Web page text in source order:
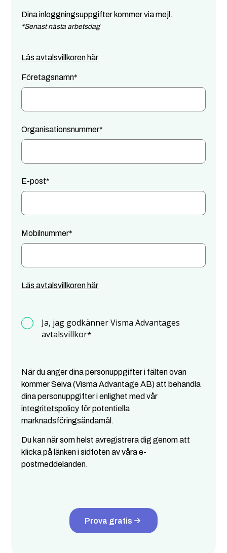
Dina inloggningsuppgifter kommer via mejl.
*Senast nästa arbetsdag
Läs avtalsvillkoren här
Företagsnamn*
Organisationsnummer*
E-post*
Mobilnummer*
Läs avtalsvillkoren här
Ja, jag godkänner Visma Advantages
avtalsvillkor*
När du anger dina personuppgifter i fälten ovan
kommer Seiva (Visma Advantage AB) att behandla
dina personuppgifter i enlighet med vår
integritetspolicy för potentiella
marknadsföringsändamål.
Du kan när som helst avregistrera dig genom att
klicka på länken i sidfoten av våra e-
postmeddelanden.
Prova gratis